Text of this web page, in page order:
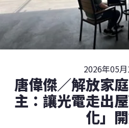
2026年05
唐偉傑／解放家
主：讓光電走出
化」